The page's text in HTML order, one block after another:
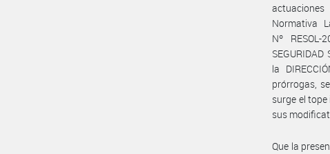
Normativa
Nº RESOL-
la
prórrogas,
surge el
sus
Que la